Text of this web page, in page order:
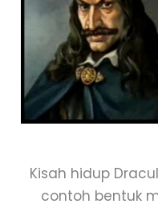
Kisah hidup
contoh bentuk